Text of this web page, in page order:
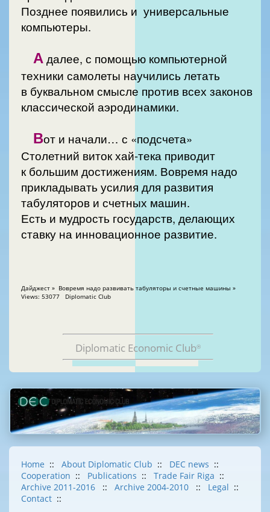
Позднее появились и универсальные
компьютеры.
Адалее, с помощью компьютерной
техники самолеты научились летать
в буквальном смысле против всех законов
классической аэродинамики.
Вот и начали… с «подсчета»
Столетний виток хай-тека приводит
к большим достижениям. Вовремя надо
прикладывать усилия для развития
табуляторов и счетных машин.
Есть и мудрость государств, делающих
ставку на инновационное развитие.
Дайджест » Вовремя надо развивать табуляторы и счетные машины »
Views: 53077 Diplomatic Club
Diplomatic Economic Club®
Home :: About Diplomatic Club :: DEC news ::
Cooperation :: Publications :: Trade Fair Riga ::
Archive 2011-2016
:: Archive 2004-2010 :: Legal ::
Contact ::